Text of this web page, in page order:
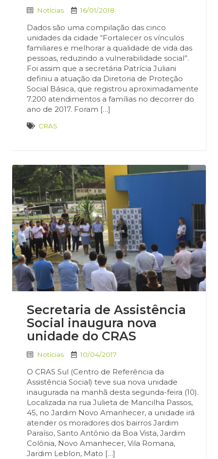
Notícias 16/01/2018
Dados são uma compilação das cinco
unidades da cidade “Fortalecer os vínculos
familiares e melhorar a qualidade de vida das
pessoas, reduzindo a vulnerabilidade social”.
Foi assim que a secretária Patrícia Juliani
definiu a atuação da Diretoria de Proteção
Social Básica, que registrou aproximadamente
7.200 atendimentos a famílias no decorrer do
ano de 2017. Foram […]
CRAS
Secretaria de Assistência
Social inaugura nova
unidade do CRAS
Notícias 10/04/2017
O CRAS Sul (Centro de Referência da
Assistência Social) teve sua nova unidade
inaugurada na manhã desta segunda-feira (10).
Localizada na rua Julieta de Mancilha Passos,
45, no Jardim Novo Amanhecer, a unidade irá
atender os moradores dos bairros Jardim
Paraíso, Santo Antônio da Boa Vista, Jardim
Colônia, Novo Amanhecer, Vila Romana,
Jardim Leblon, Mato […]